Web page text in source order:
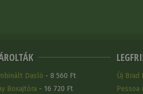
Daslö - 8 560 Ft
Boxajtóra - 16 720 Ft
Új Brad
Pessoa